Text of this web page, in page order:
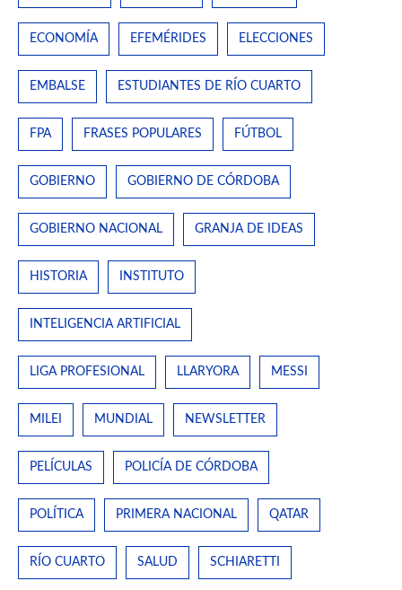
ECONOMÍA EFEMÉRIDES ELECCIONES
EMBALSE ESTUDIANTES DE RÍO CUARTO
FPA FRASES POPULARES FÚTBOL
GOBIERNO GOBIERNO DE CÓRDOBA
GOBIERNO NACIONAL GRANJA DE IDEAS
HISTORIA INSTITUTO
INTELIGENCIA ARTIFICIAL
LIGA PROFESIONAL LLARYORA MESSI
MILEI MUNDIAL NEWSLETTER
PELÍCULAS POLICÍA DE CÓRDOBA
POLÍTICA PRIMERA NACIONAL QATAR
RÍO CUARTO SALUD SCHIARETTI